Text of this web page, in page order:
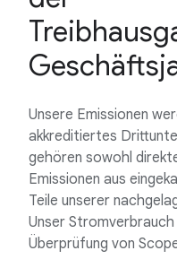
Unsere Emissionen
akkreditiertes
gehören sowohl
Emissionen aus
Teile unserer
Unser
Überprüfung von